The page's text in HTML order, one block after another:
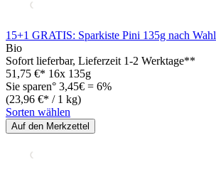
15+1 GRATIS: Sparkiste Pini 135g nach Wahl
Bio
Sofort lieferbar, Lieferzeit 1-2 Werktage**
51,75 €* 16x 135g
Sie sparen° 3,45€ = 6%
(23,96 €* / 1 kg)
Sorten wählen
Auf den Merkzettel